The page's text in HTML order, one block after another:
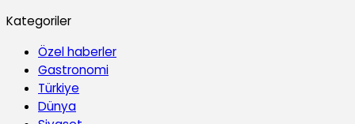
Kategoriler
Özel haberler
Gastronomi
Türkiye
Dünya